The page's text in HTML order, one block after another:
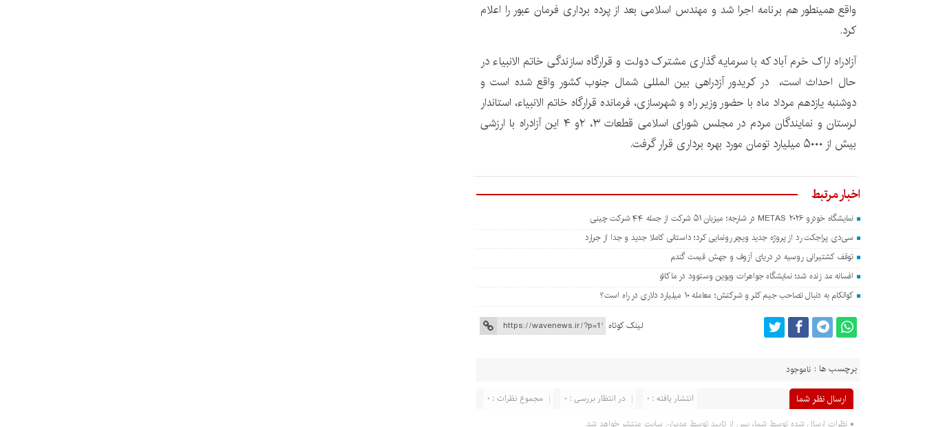
واقع همینطور هم برنامه اجرا شد و مهندس اسلامی بعد از پرده برداری فرمان عبور را اعلام
کرد.
آزادراه اراک خرم آباد که با سرمایه گذاری مشترک دولت و قرارگاه سازندگی خاتم الانبیاء در
حال احداث است، در کریدور آزدراهی بین المللی شمال جنوب کشور واقع شده است و
دوشنبه یازدهم مرداد ماه با حضور وزیر راه و شهرسازی، فرمانده قرارگاه خاتم الانبیاء، استاندار
لرستان و نمایندگان مردم در مجلس شورای اسلامی قطعات ۳، ۲و ۴ این آزادراه با ارزشی
بیش از ۵۰۰۰ میلیارد تومان مورد بهره برداری قرار گرفت.
اخبار مرتبط
نمایشگاه خودرو METAS ۲۰۲۶ در شارجه؛ میزبان ۵۱ شرکت از جمله ۴۴ شرکت چینی
سی‌دی پراجکت رد از پروژه جدید ویچر رونمایی کرد؛ داستانی کاملا جدید و جدا از جرارد
توقف کشتیرانی روسیه در دریای آزوف و جهش قیمت گندم
افسانه مد زنده شد؛ نمایشگاه جواهرات ویوین وستوود در ماکائو
کوالکام به دنبال تصاحب جیم کلر و شرکتش؛ معامله ۱۰ میلیارد دلاری در راه است؟
لینک کوتاه
برچسب ها : ناموجود
ارسال نظر شما مجموع نظرات : 0 در انتظار بررسی : 0 انتشار یافته : 0
نظرات ارسال شده توسط شما، پس از تایید توسط مدیران سایت منتشر خواهد شد.